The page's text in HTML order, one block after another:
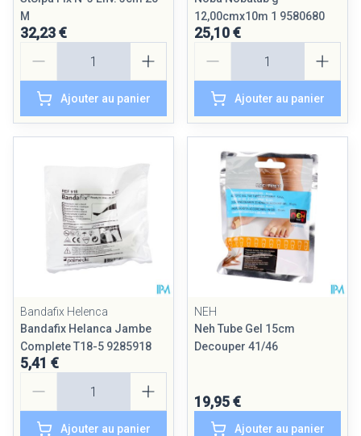
M
32,23 €
Ajouter au panier
12,00cmx10m 1 9580680
25,10 €
Ajouter au panier
Bandafix Helenca
Bandafix Helanca Jambe
Complete T18-5 9285918
5,41 €
Ajouter au panier
NEH
Neh Tube Gel 15cm
Decouper 41/46
19,95 €
Ajouter au panier